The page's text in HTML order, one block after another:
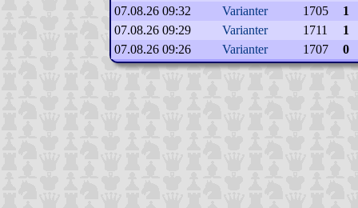
07.08.26 09:32
Varianter 1705
1
07.08.26 09:29
Varianter 1711
1
07.08.26 09:26
Varianter 1707 0